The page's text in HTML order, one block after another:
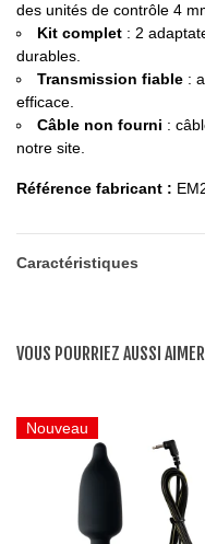
des unités de contrôle 4
Kit complet : 2
durables.
Transmission fiable :
efficace.
Câble non fourni :
notre site.
Référence fabricant :
Caractéristiques
VOUS POURRIEZ AUSSI AIMER
Nouveau